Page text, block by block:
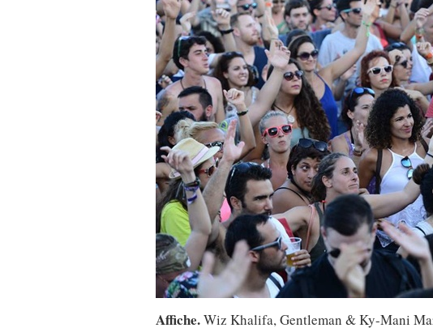
Affiche.Wiz Khalifa, Gentleman & Ky-Mani